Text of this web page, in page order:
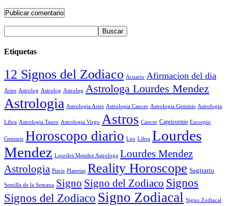
Etiquetas
12 Signos del Zodiaco Acuario Afirmacion del dia
Aries Astrolog Astrolog Astrolog Astrologa Lourdes Mendez
Astrologia Astrologia Aries Astrologia Cancer Astrologia Geminis Astrologia
Libra Astrologia Tauro Astrologia Virgo Astros Cancer Capricornio Escorpio
Geminis Horoscopo diario Leo Libra Lourdes
Mendez Lourdes Mendez Astrologa Lourdes Mendez
Astrologia Piscis Planetas Reality Horoscope Sagitario
Semilla de la Semana Signo Signo del Zodiaco Signos
Signos del Zodiaco Signo Zodiacal Signo Zodiacal